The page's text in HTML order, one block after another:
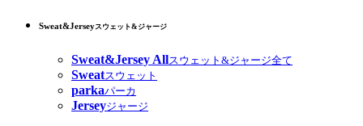
Sweat&Jerseyスウェット&ジャージ
Sweat&Jersey Allスウェット&ジャージ全て
Sweatスウェット
parkaパーカ
Jerseyジャージ